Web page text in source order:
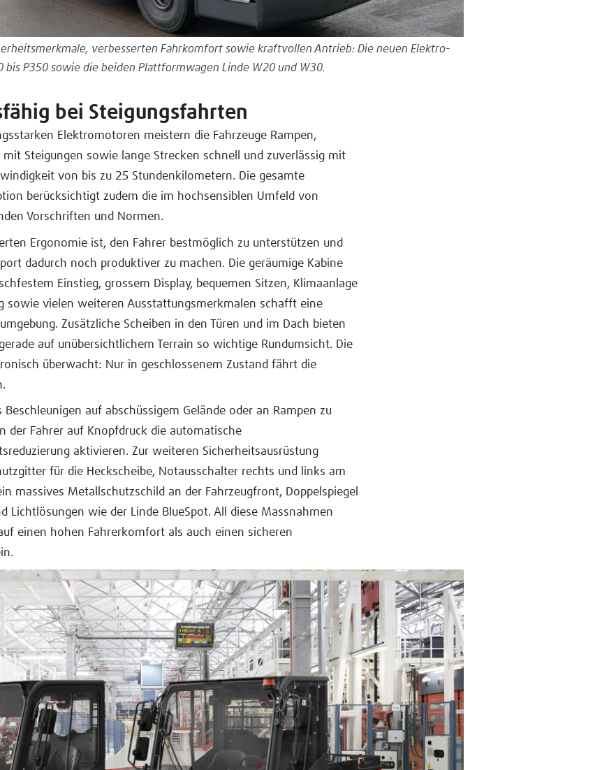
verbesserten Fahrkomfort sowie kraftvollen Antrieb: Die neuen Elektro-
bis P350 sowie die beiden Plattformwagen Linde W20 und W30.
bei Steigungsfahrten
Elektromotoren meistern die Fahrzeuge Rampen,
Steigungen sowie lange Strecken schnell und zuverlässig mit
von bis zu 25 Stundenkilometern. Die gesamte
berücksichtigt zudem die im hochsensiblen Umfeld von
Vorschriften und Normen.
Ergonomie ist, den Fahrer bestmöglich zu unterstützen und
dadurch noch produktiver zu machen. Die geräumige Kabine
Einstieg, grossem Display, bequemen Sitzen, Klimaanlage
sowie vielen weiteren Ausstattungsmerkmalen schafft eine
Zusätzliche Scheiben in den Türen und im Dach bieten
auf unübersichtlichem Terrain so wichtige Rundumsicht. Die
überwacht: Nur in geschlossenem Zustand fährt die
auf abschüssigem Gelände oder an Rampen zu
der Fahrer auf Knopfdruck die automatische
aktivieren. Zur weiteren Sicherheitsausrüstung
für die Heckscheibe, Notausschalter rechts und links am
massives Metallschutzschild an der Fahrzeugfront, Doppelspiegel
Lichtlösungen wie der Linde BlueSpot. All diese Massnahmen
einen hohen Fahrerkomfort als auch einen sicheren